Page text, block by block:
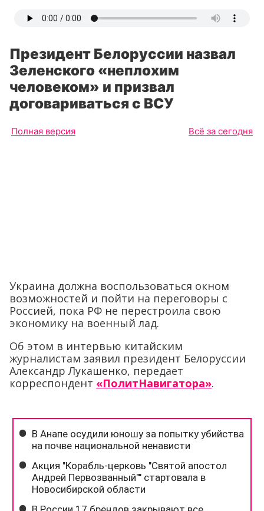
Президент Белоруссии назвал
Зеленского «неплохим
человеком» и призвал
договариваться с ВСУ
Полная версия Всё за сегодня
Украина должна воспользоваться окном
возможностей и пойти на переговоры с
Россией, пока РФ не перестроила свою
экономику на военный лад.
Об этом в интервью китайским
журналистам заявил президент Белоруссии
Александр Лукашенко, передает
корреспондент «ПолитНавигатора».